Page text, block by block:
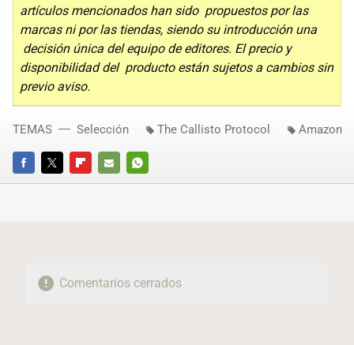
artículos mencionados han sido propuestos por las
marcas ni por las tiendas, siendo su introducción una
decisión única del equipo de editores. El precio y
disponibilidad del producto están sujetos a cambios sin
previo aviso.
FACEBOOKTWITTERFLIPBOARD
E-
WHATSAPP
TEMAS Selección The Callisto Protocol Amazon
Comentarios cerrados